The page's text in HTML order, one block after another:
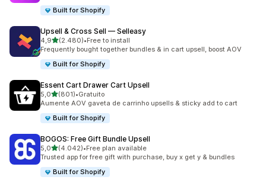
Built for Shopify
Upsell & Cross Sell — Selleasy
4,9de 5 estrelas
(2.480)
2480 total de avaliações
•Free to install
Frequently bought together bundles & in cart upsell, boost AOV
Built for Shopify
Essent Cart Drawer Cart Upsell
5,0de 5 estrelas
(801)
801 total de avaliações
•Gratuito
Aumente AOV gaveta de carrinho upsells & sticky add to cart
Built for Shopify
BOGOS: Free Gift Bundle Upsell
5,0de 5 estrelas
(4.042)
4042 total de avaliações
•Free plan available
Trusted app for free gift with purchase, buy x get y & bundles
Built for Shopify